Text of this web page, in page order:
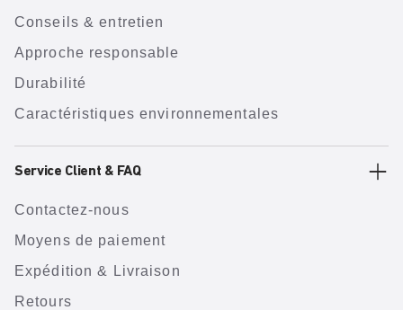
Conseils & entretien
Approche responsable
Durabilité
Caractéristiques environnementales
Service Client & FAQ
Contactez-nous
Moyens de paiement
Expédition & Livraison
Retours